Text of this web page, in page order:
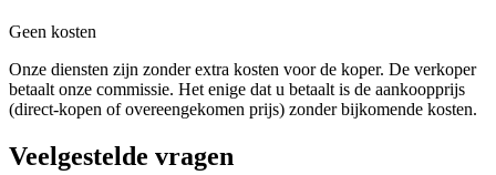
Geen kosten
Onze diensten zijn zonder extra kosten voor de koper. De verkoper
betaalt onze commissie. Het enige dat u betaalt is de aankoopprijs
(direct-kopen of overeengekomen prijs) zonder bijkomende kosten.
Veelgestelde vragen